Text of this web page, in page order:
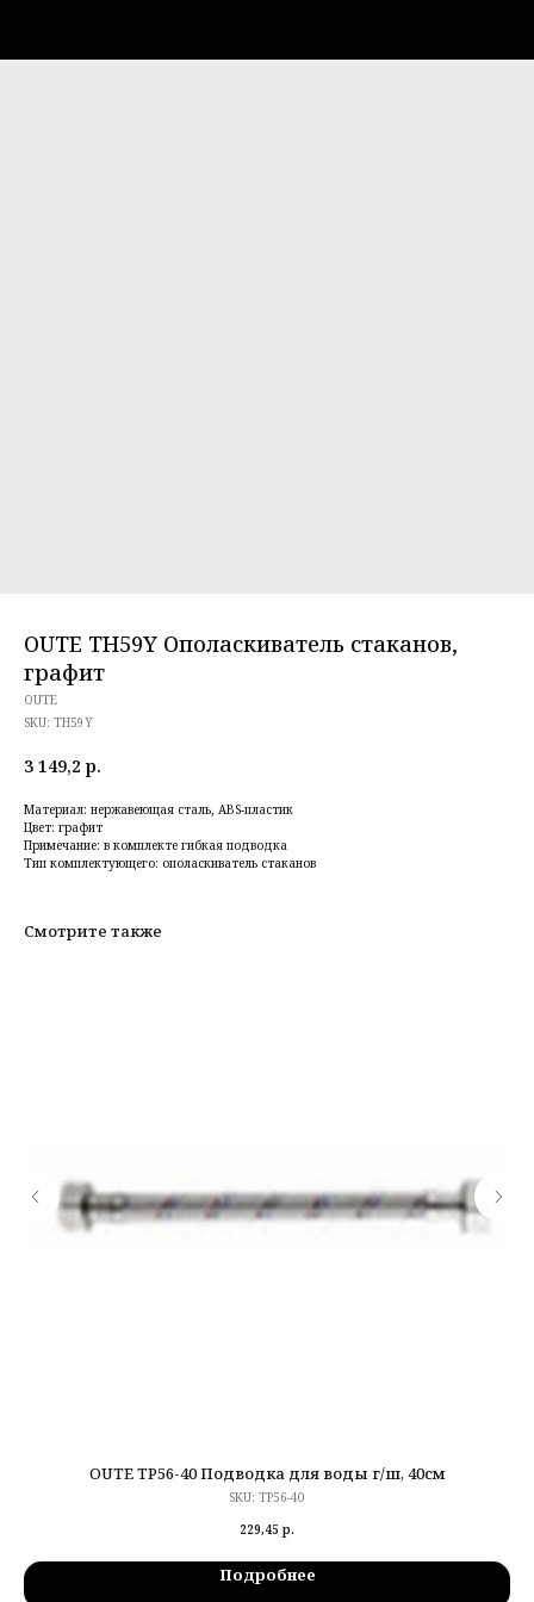
OUTE TH59Y Ополаскиватель стаканов,
графит
OUTE
SKU: TH59Y
3 149,2 р.
Материал: нержавеющая сталь, ABS-пластик
Цвет: графит
Примечание: в комплекте гибкая подводка
Тип комплектующего: ополаскиватель стаканов
Смотрите также
OUTE TP56-40 Подводка для воды г/ш, 40см
SKU: TP56-40
229,45 р.
Подробнее